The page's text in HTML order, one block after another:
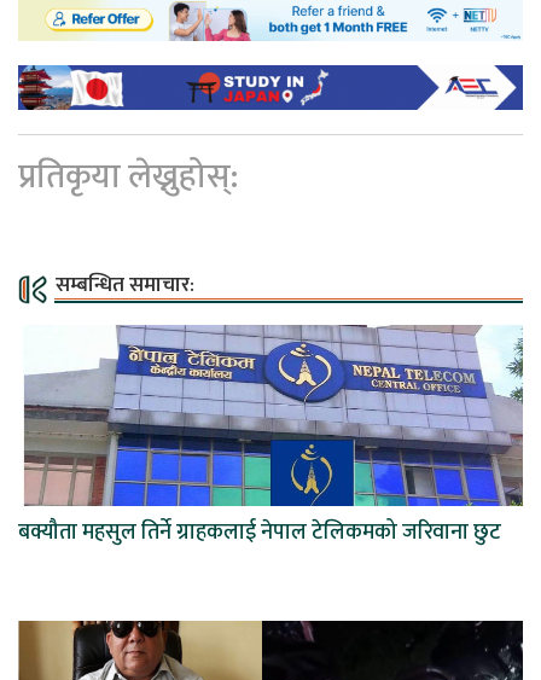
प्रतिकृया लेख्नुहोस्:
सम्बन्धित समाचार:
बक्यौता महसुल तिर्ने ग्राहकलाई नेपाल टेलिकमको जरिवाना छुट